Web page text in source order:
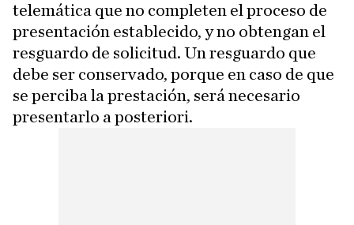
telemática que no completen el proceso de
presentación establecido, y no obtengan el
resguardo de solicitud. Un resguardo que
debe ser conservado, porque en caso de que
se perciba la prestación, será necesario
presentarlo a posteriori.